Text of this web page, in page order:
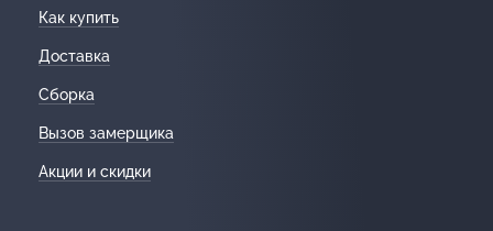
Как купить
Доставка
Сборка
Вызов замерщика
Акции и скидки